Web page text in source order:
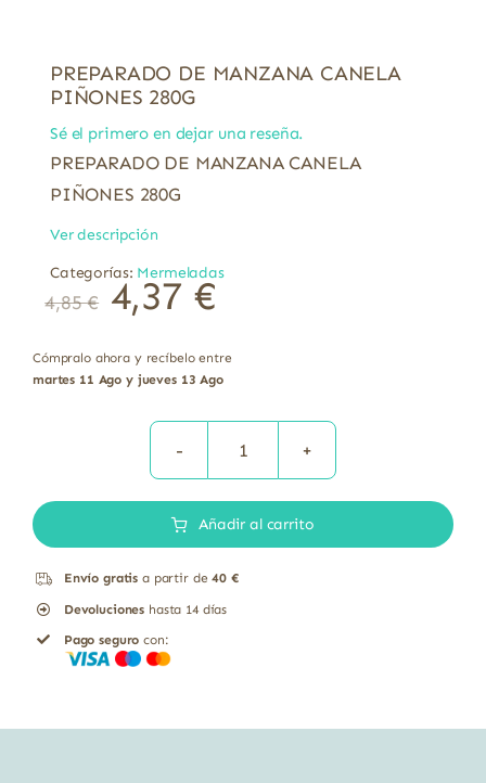
PREPARADO DE MANZANA CANELA
PIÑONES 280G
Sé el primero en dejar una reseña.
PREPARADO DE MANZANA CANELA
PIÑONES 280G
Ver descripción
Categorías: Mermeladas
4,85€ 4,37 €
Cómpralo ahora y recíbelo entre
martes 11 Ago y jueves 13 Ago
PREPARADO
MANZANA
Añadir al carrito
Envío gratis a partir de40 €
Devoluciones hasta 14 días
Pago seguro con: